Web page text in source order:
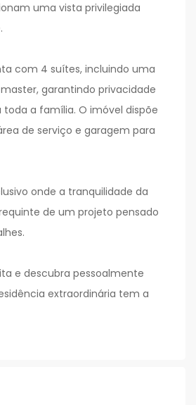
uma vista privilegiada
com 4 suítes, incluindo uma
garantindo privacidade
a família. O imóvel dispõe
de serviço e garagem para
onde a tranquilidade da
de um projeto pensado
e descubra pessoalmente
extraordinária tem a